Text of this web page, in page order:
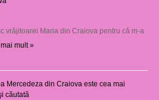
vrăjitoarei Maria din Craiova pentru că m-a
mult »
Mercedeza din Craiova este cea mai
căutată